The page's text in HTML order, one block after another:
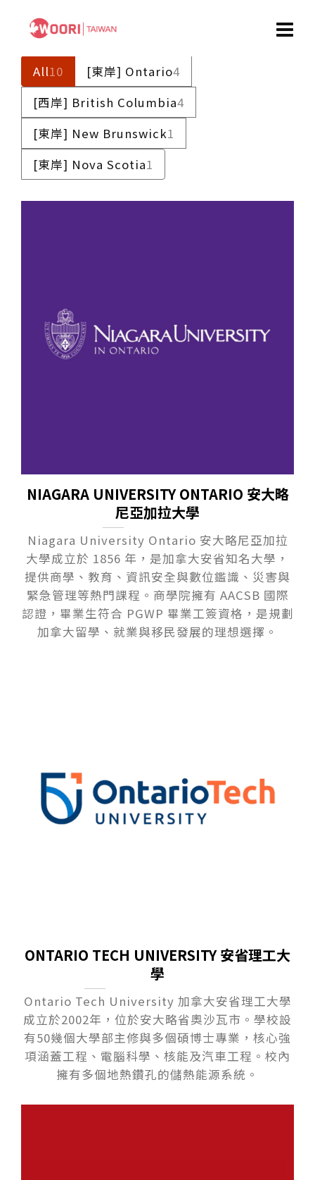
All10 [東岸] Ontario4
[西岸] British Columbia4
[東岸] New Brunswick1
[東岸] Nova Scotia1
NIAGARA UNIVERSITY ONTARIO 安大略
尼亞加拉大學
Niagara University Ontario 安大略尼亞加拉
大學成立於 1856 年，是加拿大安省知名大學，
提供商學、教育、資訊安全與數位鑑識、災害與
緊急管理等熱門課程。商學院擁有 AACSB 國際
認證，畢業生符合 PGWP 畢業工簽資格，是規劃
加拿大留學、就業與移民發展的理想選擇。
ONTARIO TECH UNIVERSITY 安省理工大
學
Ontario Tech University 加拿大安省理工大學
成立於2002年，位於安大略省奧沙瓦市。學校設
有50幾個大學部主修與多個碩博士專業，核心強
項涵蓋工程、電腦科學、核能及汽車工程。校內
擁有多個地熱鑽孔的儲熱能源系統。